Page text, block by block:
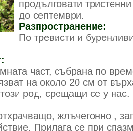
продълговати
до септември.
Разпространение:
По тревисти и
част, събрана по
на около 20 см от
род, срещащи се у нас.
жлъчегонно ,
Прилага се при